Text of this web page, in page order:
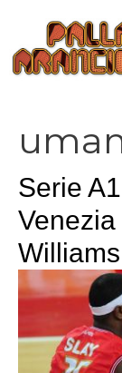
contenuto
Serie
Williams